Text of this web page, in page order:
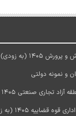
1405 (به زودی)
و نمونه دولتی
تجاری صنعتی 1405
قضاییه 1405 (به زودی)